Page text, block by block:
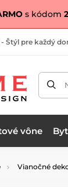
s kódom
Štýl pre každý
vône
Vianočné